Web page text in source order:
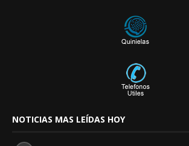
NOTICIAS MAS LEÍDAS HOY